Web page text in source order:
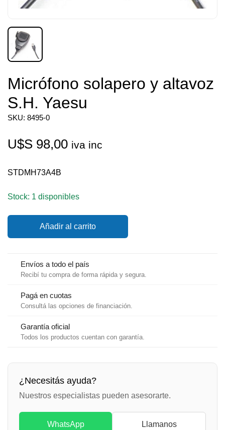
Micrófono solapero y altavoz
S.H. Yaesu
SKU: 8495-0
U$S 98,00 iva inc
STDMH73A4B
Stock: 1 disponibles
Micrófono
y
Yaesu
Añadir al carrito
Envíos a todo el país
Recibí tu compra de forma rápida y segura.
Pagá en cuotas
Consultá las opciones de financiación.
Garantía oficial
Todos los productos cuentan con garantía.
¿Necesitás ayuda?
Nuestros especialistas pueden asesorarte.
WhatsApp Llamanos